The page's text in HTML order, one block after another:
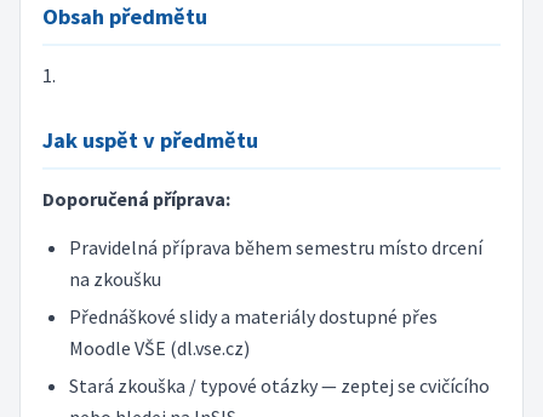
Obsah předmětu
1.
Jak uspět v předmětu
Doporučená příprava:
Pravidelná příprava během semestru místo drcení
na zkoušku
Přednáškové slidy a materiály dostupné přes
Moodle VŠE (dl.vse.cz)
Stará zkouška / typové otázky — zeptej se cvičícího